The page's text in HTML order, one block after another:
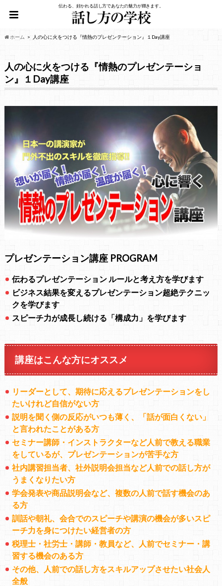
伝わる、好かれる話し方であなたの魅力が輝きます。
ホーム 人の心に火をつける『情熱のプレゼンテーション』１Day講座
人の心に火をつける『情熱のプレゼンテーショ
ン』１Day講座
プレゼンテーション講座 PROGRAM
伝わるプレゼンテーション ルールと考え方を学びます
ビジネス結果を変えるプレゼンテーション超絶テクニッ
クを学びます
スピーチ力が成長し続ける「構成力」を学びます
講座はこんな方にオススメ
リーダーとして、期待に応えるプレゼンテーションをし
たいけれど自信がない方
説明を聞く側の反応がいつも薄く、
「話が面白くない」
と言われたことがある方
セミナー講師・インストラクターなど人前で教える職業
をしているが、プレゼンテーションが苦手な方
社内講習担当者、社外説明会担当など人前での話し方が
うまくなりたい方
学会発表や商品説明会など、複数の人前で話す機会のあ
る方
訓話や朝礼、会合でのスピーチや講演の機会が多いスピ
ーチ力を身につけたい経営者の方
税理士・社労士・講師・教員など、
人前でセミナー・講
習する機会のある方
その他、人前での話し方をスキルアップさせたい社会人
全般